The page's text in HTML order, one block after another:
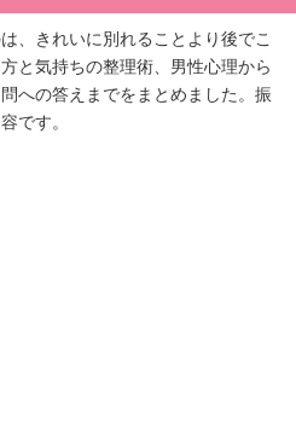
、きれいに別れることより後でこ
と気持ちの整理術、男性心理から
への答えまでをまとめました。振
です。